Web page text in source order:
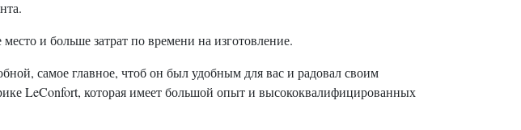
и больше затрат по времени на изготовление.
самое главное, чтоб он был удобным для вас и радовал своим
LeConfort, которая имеет большой опыт и высококвалифицированных